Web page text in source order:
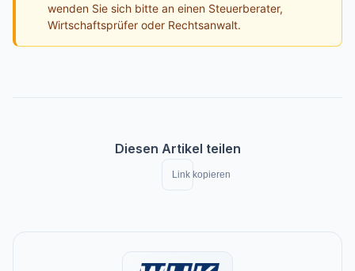
wenden Sie sich bitte an einen Steuerberater,
Wirtschaftsprüfer oder Rechtsanwalt.
Diesen Artikel teilen
Link kopieren